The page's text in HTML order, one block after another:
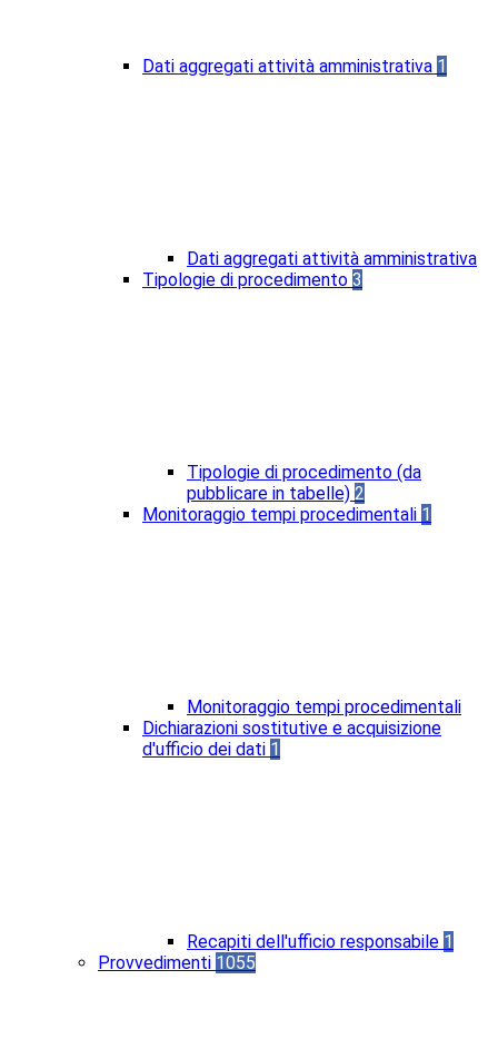
Dati aggregati attività amministrativa 1
Dati aggregati attività amministrativa
Tipologie di procedimento 3
Tipologie di procedimento (da
pubblicare in tabelle) 2
Monitoraggio tempi procedimentali 1
Monitoraggio tempi procedimentali
Dichiarazioni sostitutive e acquisizione
d'ufficio dei dati 1
Recapiti dell'ufficio responsabile 1
Provvedimenti 1055